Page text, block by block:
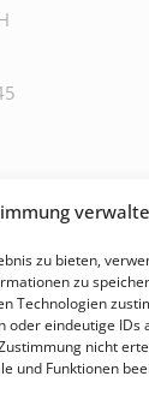
zu bieten,
zu
Technologien
oder eindeutige IDs
nicht
und Funktionen